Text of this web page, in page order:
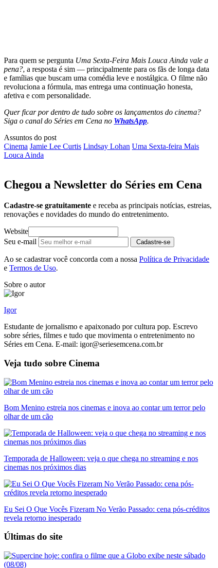
Para quem se pergunta Uma Sexta-Feira Mais Louca Ainda vale a
pena?, a resposta é sim — principalmente para os fãs de longa data
e famílias que buscam uma comédia leve e nostálgica. O filme não
revoluciona a fórmula, mas entrega uma continuação honesta,
afetiva e com personalidade.
Quer ficar por dentro de tudo sobre os lançamentos do cinema?
Siga o canal do Séries em Cena no WhatsApp.
Assuntos do post
Cinema Jamie Lee Curtis Lindsay Lohan Uma Sexta-feira Mais
Louca Ainda
Chegou a Newsletter do Séries em Cena
Cadastre-se gratuitamente e receba as principais notícias, estreias,
renovações e novidades do mundo do entretenimento.
Website
Seu e-mail
Cadastre-se
Ao se cadastrar você concorda com a nossa Política de Privacidade
e Termos de Uso.
Sobre o autor
Igor
Estudante de jornalismo e apaixonado por cultura pop. Escrevo
sobre séries, filmes e tudo que movimenta o entretenimento no
Séries em Cena. E-mail: igor@seriesemcena.com.br
Veja tudo sobre Cinema
Bom Menino estreia nos cinemas e inova ao contar um terror pelo
olhar de um cão
Temporada de Halloween: veja o que chega no streaming e nos
cinemas nos próximos dias
Eu Sei O Que Vocês Fizeram No Verão Passado: cena pós-créditos
revela retorno inesperado
Últimas do site